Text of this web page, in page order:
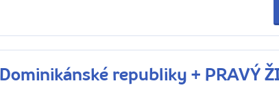
republiky + PRAVÝ